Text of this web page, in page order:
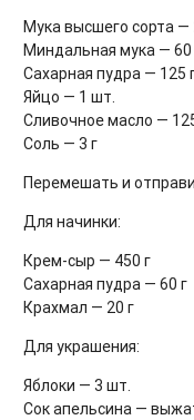
Мука высшего сорта —
Миндальная мука — 60
Сахарная пудра — 125
Яйцо — 1 шт.
Сливочное масло —
Соль — 3 г
Перемешать и
Для начинки:
Крем-сыр — 450 г
Сахарная пудра — 60 г
Крахмал — 20 г
Для украшения:
Яблоки — 3 шт.
Сок апельсина —